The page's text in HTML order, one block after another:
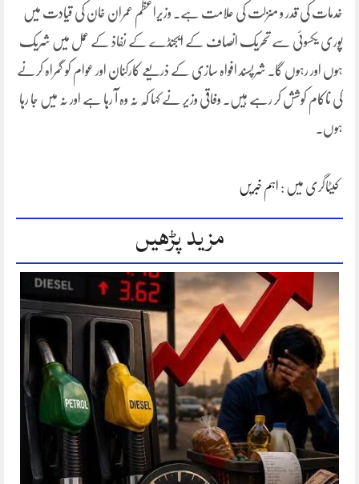
خدمات کی قدر و منزلت کی علامت ہے. وزیراعظم عمران خان کی قیادت میں
پوری یکسوئی سے تحریک انصاف کے ایجنڈے کے نفاذ کے عمل میں شریک
ہوں اور رہوں گا. شرپسند افواہ سازی کے ذریعے کارکنان اور عوام کو گمراہ کرنے
کی ناکام کوشش کر رہے ہیں. وفاقی وزیر نے کہا کہ نہ وہ آ رہا ہے اور نہ میں جا رہا
ہوں.
کیٹاگری میں : اہم خبریں
مزید پڑھیں